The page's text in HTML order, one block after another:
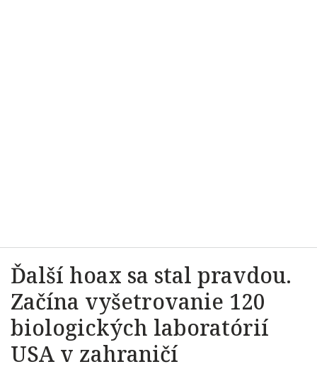
Ďalší hoax sa stal pravdou.
Začína vyšetrovanie 120
biologických laboratórií
USA v zahraničí